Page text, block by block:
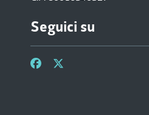
Seguici su